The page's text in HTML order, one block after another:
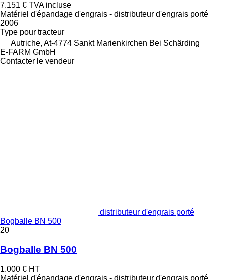
7.151 € TVA incluse
Matériel d'épandage d'engrais - distributeur d'engrais porté
2006
Type pour tracteur
Autriche, At-4774 Sankt Marienkirchen Bei Schärding
E-FARM GmbH
Contacter le vendeur
distributeur d'engrais porté
Bogballe BN 500
20
Bogballe BN 500
1.000 € HT
Matériel d'épandage d'engrais - distributeur d'engrais porté